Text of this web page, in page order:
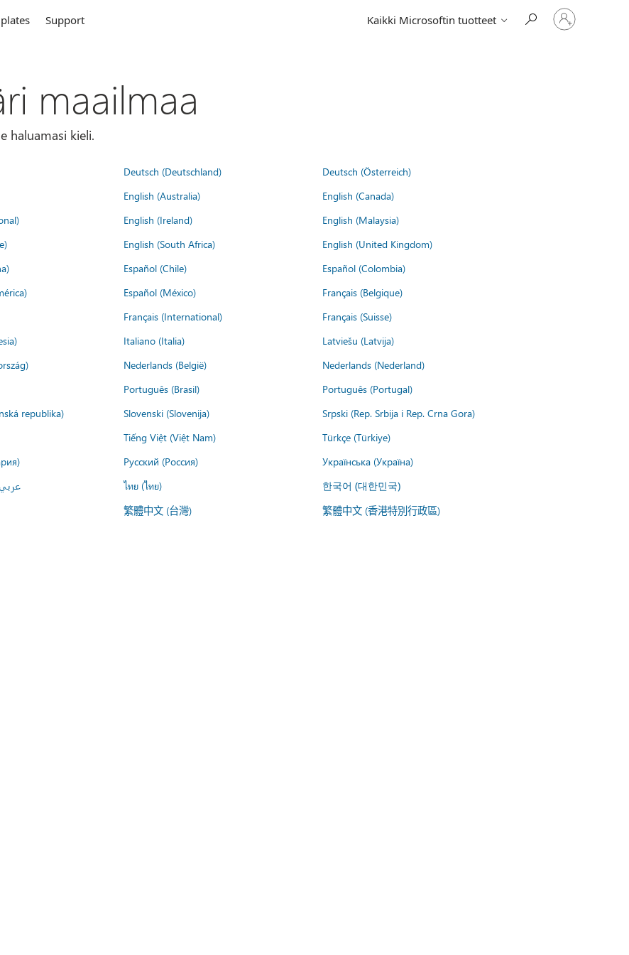
Support Kaikki Microsoftin tuotteet
Kirjaudu
sisään
tilille
maailmaa
haluamasi kieli.
Deutsch (Deutschland)
Deutsch (Österreich)
English (Australia)
English (Canada)
English (Ireland)
English (Malaysia)
English (South Africa)
English (United Kingdom)
Español (Chile)
Español (Colombia)
Español (México)
Français (Belgique)
Français (International)
Français (Suisse)
Italiano (Italia)
Latviešu (Latvija)
Nederlands (België)
Nederlands (Nederland)
Português (Brasil)
Português (Portugal)
republika) Slovenski (Slovenija)
Srpski (Rep. Srbija i Rep. Crna Gora)
Tiếng Việt (Việt Nam)
Türkçe (Türkiye)
Русский (Россия)
Українська (Україна)
ไทย (ไทย) 한국어 (대한민국)
繁體中文 (台灣) 繁體中文 (香港特別行政區)